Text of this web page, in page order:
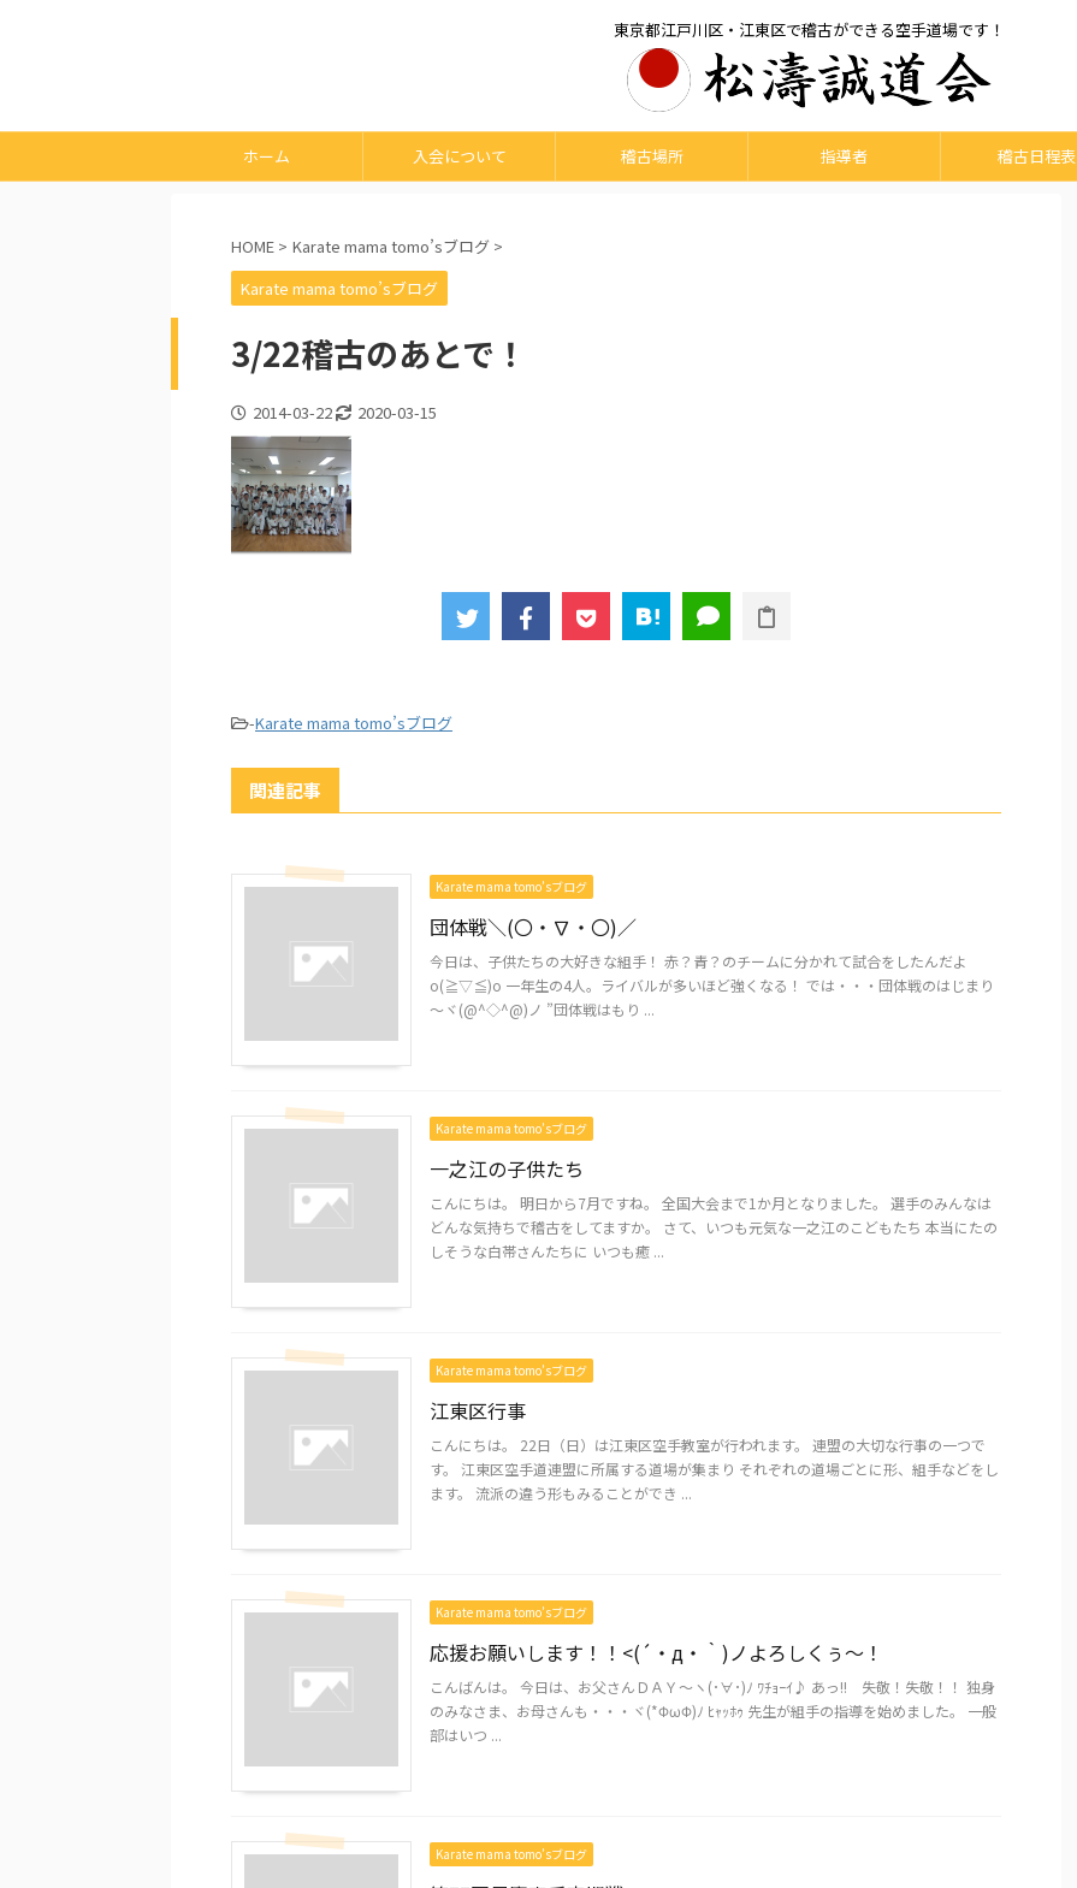
東京都江戸川区・江東区で稽古ができる空手道場です！
ホーム 入会について 稽古場所 指導者 稽古日程表
HOME > Karate mama tomo’sブログ >
Karate mama tomo’sブログ
3/22稽古のあとで！
2014-03-22 2020-03-15
-Karate mama tomo’sブログ
関連記事
Karate mama tomo’sブログ
団体戦＼(〇・∇・〇)／
今日は、子供たちの大好きな組手！ 赤？青？のチームに分かれて試合をしたんだよ
o(≧▽≦)o 一年生の4人。ライバルが多いほど強くなる！ では・・・団体戦のはじまり
～ヾ(@^◇^@)ノ ”団体戦はもり ...
Karate mama tomo’sブログ
一之江の子供たち
こんにちは。 明日から7月ですね。 全国大会まで1か月となりました。 選手のみんなは
どんな気持ちで稽古をしてますか。 さて、いつも元気な一之江のこどもたち 本当にたの
しそうな白帯さんたちに いつも癒 ...
Karate mama tomo’sブログ
江東区行事
こんにちは。 22日（日）は江東区空手教室が行われます。 連盟の大切な行事の一つで
す。 江東区空手道連盟に所属する道場が集まり それぞれの道場ごとに形、組手などをし
ます。 流派の違う形もみることができ ...
Karate mama tomo’sブログ
応援お願いします！！<(´・д・｀)ノよろしくぅ～！
こんばんは。 今日は、お父さんＤＡＹ～ヽ(･∀･)ﾉ ﾜﾁｮｰｲ♪ あっ!! 失敬！失敬！！ 独身
のみなさま、お母さんも・・・ヾ(*ΦωΦ)ﾉ ﾋｬｯﾎｩ 先生が組手の指導を始めました。 一般
部はいつ ...
Karate mama tomo’sブログ